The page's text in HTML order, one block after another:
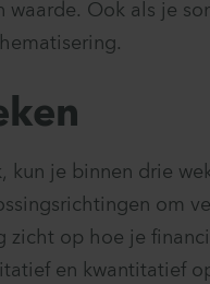
waarde. Ook als je
kun je binnen drie
om
zicht op hoe je
en kwantitatief